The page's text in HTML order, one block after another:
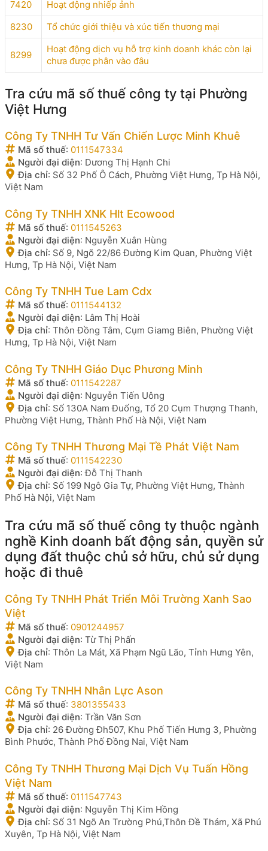
7420
Hoạt động nhiếp ảnh
8230
Tổ chức giới thiệu và xúc tiến thương mại
8299
Hoạt động dịch vụ hỗ trợ kinh doanh khác còn lại
chưa được phân vào đâu
Tra cứu mã số thuế công ty tại Phường
Việt Hưng
Công Ty TNHH Tư Vấn Chiến Lược Minh Khuê
Mã số thuế: 0111547334
Người đại diện: Dương Thị Hạnh Chi
Địa chỉ: Số 32 Phố Ô Cách, Phường Việt Hưng, Tp Hà Nội,
Việt Nam
Công Ty TNHH XNK Hlt Ecowood
Mã số thuế: 0111545263
Người đại diện: Nguyễn Xuân Hùng
Địa chỉ: Số 9, Ngõ 22/86 Đường Kim Quan, Phường Việt
Hưng, Tp Hà Nội, Việt Nam
Công Ty TNHH Tue Lam Cdx
Mã số thuế: 0111544132
Người đại diện: Lâm Thị Hoài
Địa chỉ: Thôn Đồng Tâm, Cụm Giamg Biên, Phường Việt
Hưng, Tp Hà Nội, Việt Nam
Công Ty TNHH Giáo Dục Phương Minh
Mã số thuế: 0111542287
Người đại diện: Nguyễn Tiến Uông
Địa chỉ: Số 130A Nam Đuống, Tổ 20 Cụm Thượng Thanh,
Phường Việt Hưng, Thành Phố Hà Nội, Việt Nam
Công Ty TNHH Thương Mại Tề Phát Việt Nam
Mã số thuế: 0111542230
Người đại diện:Đỗ Thị Thanh
Địa chỉ: Số 199 Ngô Gia Tự, Phường Việt Hưng, Thành
Phố Hà Nội, Việt Nam
Tra cứu mã số thuế công ty thuộc ngành
nghề Kinh doanh bất động sản, quyền sử
dụng đất thuộc chủ sở hữu, chủ sử dụng
hoặc đi thuê
Công Ty TNHH Phát Triển Môi Trường Xanh Sao
Việt
Mã số thuế: 0901244957
Người đại diện: Từ Thị Phấn
Địa chỉ: Thôn La Mát, Xã Phạm Ngũ Lão, Tỉnh Hưng Yên,
Việt Nam
Công Ty TNHH Nhân Lực Ason
Mã số thuế: 3801355433
Người đại diện: Trần Văn Sơn
Địa chỉ: 26 Đường Đh507, Khu Phố Tiến Hưng 3, Phường
Bình Phước, Thành Phố Đồng Nai, Việt Nam
Công Ty TNHH Thương Mại Dịch Vụ Tuấn Hồng
Việt Nam
Mã số thuế: 0111547743
Người đại diện: Nguyễn Thị Kim Hồng
Địa chỉ: Số 31 Ngõ An Trường Phú,Thôn Đề Thám, Xã Phú
Xuyên, Tp Hà Nội, Việt Nam